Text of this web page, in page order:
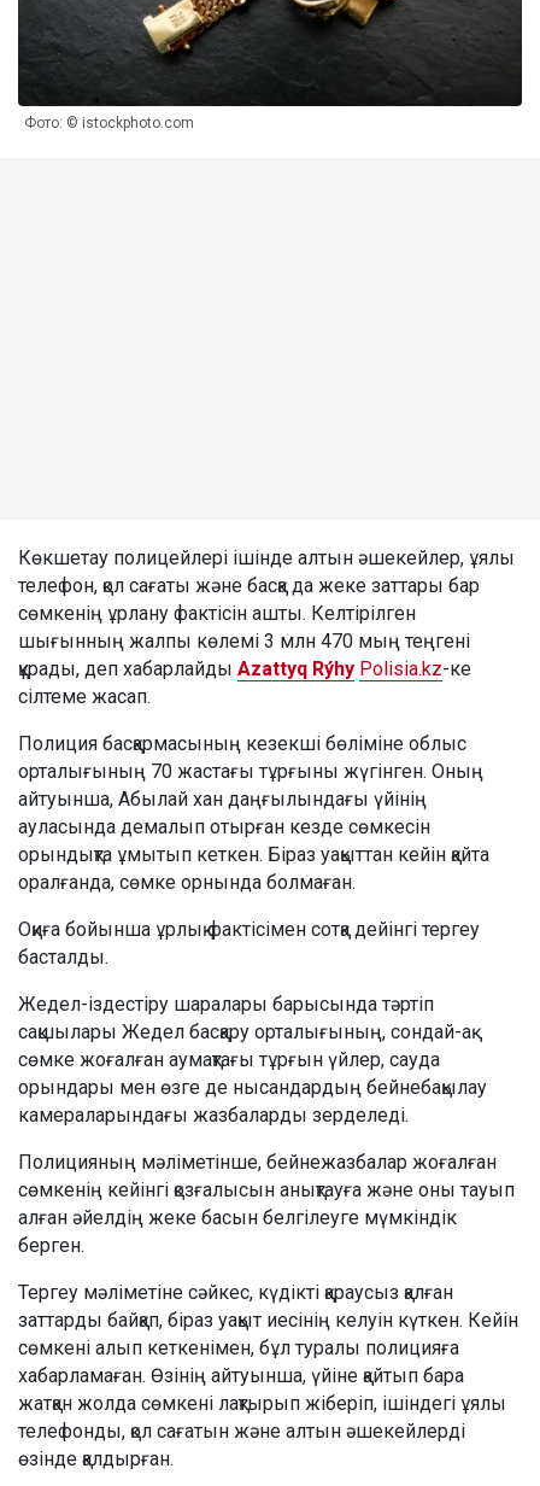
Фото: © istockphoto.com
Көкшетау полицейлері ішінде алтын әшекейлер, ұялы
телефон, қол сағаты және басқа да жеке заттары бар
сөмкенің ұрлану фактісін ашты. Келтірілген
шығынның жалпы көлемі 3 млн 470 мың теңгені
құрады, деп хабарлайды Azattyq Rýhy Polisia.kz-ке
сілтеме жасап.
Полиция басқармасының кезекші бөліміне облыс
орталығының 70 жастағы тұрғыны жүгінген. Оның
айтуынша, Абылай хан даңғылындағы үйінің
ауласында демалып отырған кезде сөмкесін
орындықта ұмытып кеткен. Біраз уақыттан кейін қайта
оралғанда, сөмке орнында болмаған.
Оқиға бойынша ұрлық фактісімен сотқа дейінгі тергеу
басталды.
Жедел-іздестіру шаралары барысында тәртіп
сақшылары Жедел басқару орталығының, сондай-ақ
сөмке жоғалған аумақтағы тұрғын үйлер, сауда
орындары мен өзге де нысандардың бейнебақылау
камераларындағы жазбаларды зерделеді.
Полицияның мәліметінше, бейнежазбалар жоғалған
сөмкенің кейінгі қозғалысын анықтауға және оны тауып
алған әйелдің жеке басын белгілеуге мүмкіндік
берген.
Тергеу мәліметіне сәйкес, күдікті қараусыз қалған
заттарды байқап, біраз уақыт иесінің келуін күткен. Кейін
сөмкені алып кеткенімен, бұл туралы полицияға
хабарламаған. Өзінің айтуынша, үйіне қайтып бара
жатқан жолда сөмкені лақтырып жіберіп, ішіндегі ұялы
телефонды, қол сағатын және алтын әшекейлерді
өзінде қалдырған.